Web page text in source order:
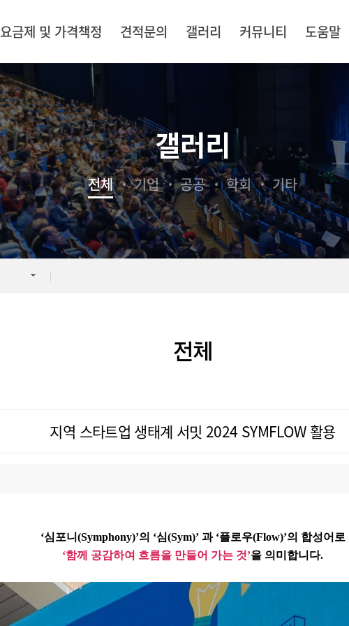
요금제 및 가격책정 견적문의 갤러리 커뮤니티 도움말
갤러리
전체 기업 공공 학회 기타
전체
지역 스타트업 생태계 서밋 2024 SYMFLOW 활용
‘심포니(Symphony)’의 ‘심(Sym)’ 과 ‘플로우(Flow)’의 합성어로
‘함께 공감하여 흐름을 만들어 가는 것’을 의미합니다.